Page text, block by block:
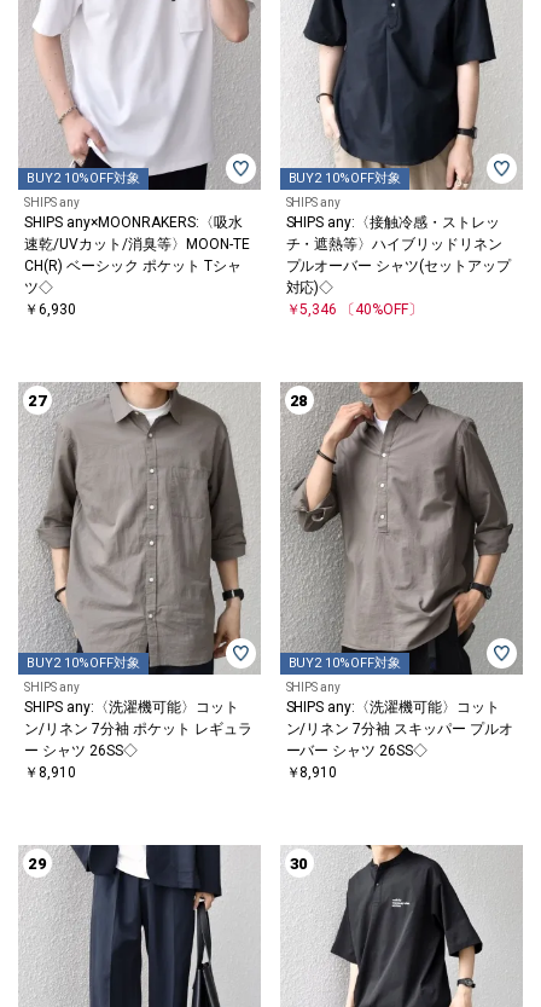
BUY2 10%OFF対象
SHIPS any
SHIPS any×MOONRAKERS:〈吸水
速乾/UVカット/消臭等〉MOON-TE
CH(R) ベーシック ポケット Tシャ
ツ◇
￥6,930
BUY2 10%OFF対象
SHIPS any
SHIPS any:〈接触冷感・ストレッ
チ・遮熱等〉ハイブリッドリネン
プルオーバー シャツ(セットアップ
対応)◇
￥5,346
〔40%OFF〕
BUY2 10%OFF対象
27
SHIPS any
SHIPS any:〈洗濯機可能〉コット
ン/リネン 7分袖 ポケット レギュラ
ー シャツ 26SS◇
￥8,910
BUY2 10%OFF対象
28
SHIPS any
SHIPS any:〈洗濯機可能〉コット
ン/リネン 7分袖 スキッパー プルオ
ーバー シャツ 26SS◇
￥8,910
29 30